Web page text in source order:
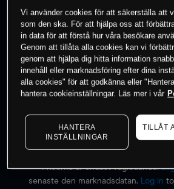
0% av kunderna har en
instrument
Börja handla
Priserna är endast vägledande.
senaste den marknadsdatan.
Log in
Vi använder cookies för att säkerställa att
som den ska. För att hjälpa oss att
in data för att förstå hur våra besökare
Genom att tillåta alla cookies kan vi
genom att hjälpa dig hitta information
innehåll eller marknadsföring efter dina
alla cookies" för att godkänna eller
hantera cookieinställningar. Läs mer i vår
HANTERA
INSTÄLLNINGAR
TILLÅT